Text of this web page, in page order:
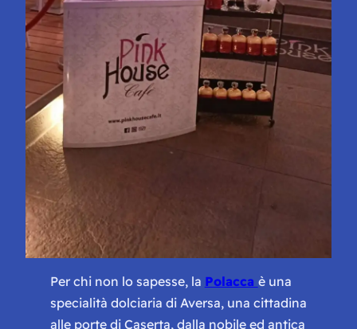
Per chi non lo sapesse, la Polacca è una
specialità dolciaria di Aversa, una cittadina
alle porte di Caserta, dalla nobile ed antica